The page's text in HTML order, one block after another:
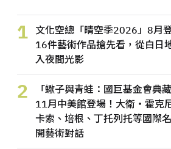
1
文化空總「晴空季2026」8月
16件藝術作品搶先看，從白日
入夜間光影
2
「蠍子與青蛙：國巨基金會典藏
11月中美館登場！大衛・霍克
卡索、培根、丁托列托等國際
開藝術對話